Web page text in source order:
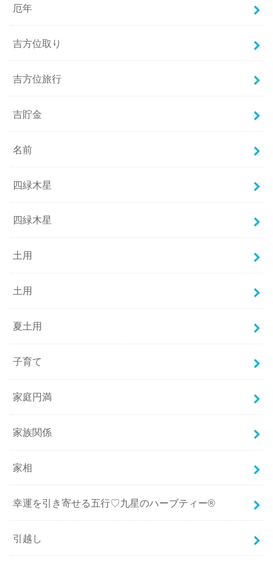
厄年
吉方位取り
吉方位旅行
吉貯金
名前
四緑木星
四緑木星
土用
土用
夏土用
子育て
家庭円満
家族関係
家相
幸運を引き寄せる五行♡九星のハーブティー®
引越し